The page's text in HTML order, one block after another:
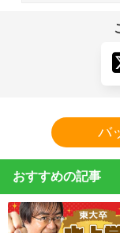
バ
おすすめの記事